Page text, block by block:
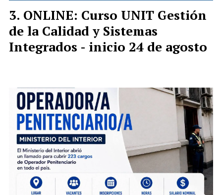
ONLINE: Curso UNIT Gestión
de la Calidad y Sistemas
Integrados - inicio 24 de agosto